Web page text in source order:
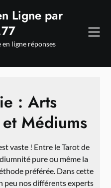
Ligne par
ligne réponses
: Arts
Médiums
vaste ! Entre le Tarot de
pure ou même la
préférée. Dans cette
peu nos différents experts